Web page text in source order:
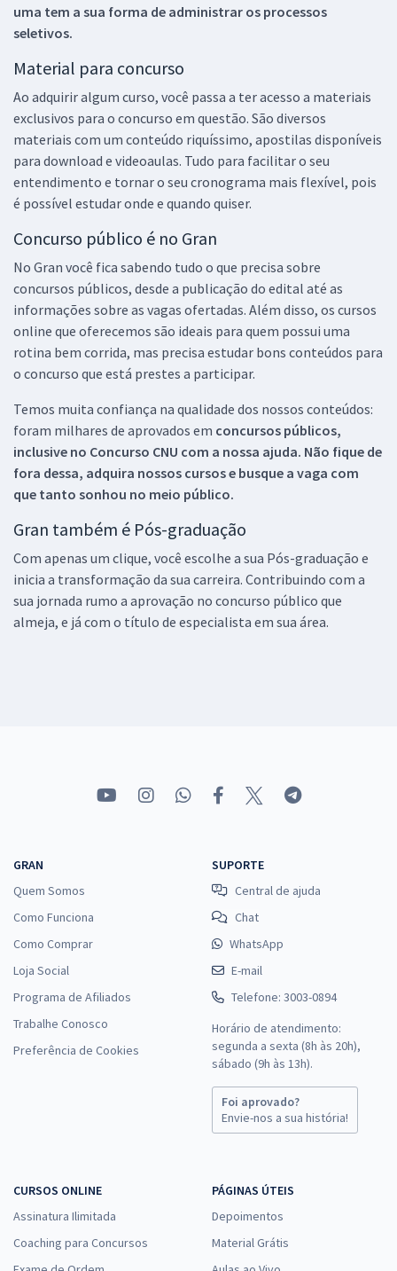
uma tem a sua forma de administrar os processos
seletivos.
Material para concurso
Ao adquirir algum curso, você passa a ter acesso a materiais
exclusivos para o concurso em questão. São diversos
materiais com um conteúdo riquíssimo, apostilas disponíveis
para download e videoaulas. Tudo para facilitar o seu
entendimento e tornar o seu cronograma mais flexível, pois
é possível estudar onde e quando quiser.
Concurso público é no Gran
No Gran você fica sabendo tudo o que precisa sobre
concursos públicos, desde a publicação do edital até as
informações sobre as vagas ofertadas. Além disso, os cursos
online que oferecemos são ideais para quem possui uma
rotina bem corrida, mas precisa estudar bons conteúdos para
o concurso que está prestes a participar.
Temos muita confiança na qualidade dos nossos conteúdos:
foram milhares de aprovados em concursos públicos,
inclusive no Concurso CNU com a nossa ajuda. Não fique de
fora dessa, adquira nossos cursos e busque a vaga com
que tanto sonhou no meio público.
Gran também é Pós-graduação
Com apenas um clique, você escolhe a sua Pós-graduação e
inicia a transformação da sua carreira. Contribuindo com a
sua jornada rumo a aprovação no concurso público que
almeja, e já com o título de especialista em sua área.
GRAN
Quem Somos
Como Funciona
Como Comprar
Loja Social
Programa de Afiliados
Trabalhe Conosco
Preferência de Cookies
SUPORTE
Central de ajuda
Chat
WhatsApp
E-mail
Telefone: 3003-0894
Horário de atendimento:
segunda a sexta (8h às 20h),
sábado (9h às 13h).
Foi aprovado?
Envie-nos a sua história!
CURSOS ONLINE
Assinatura Ilimitada
Coaching para Concursos
PÁGINAS ÚTEIS
Depoimentos
Material Grátis